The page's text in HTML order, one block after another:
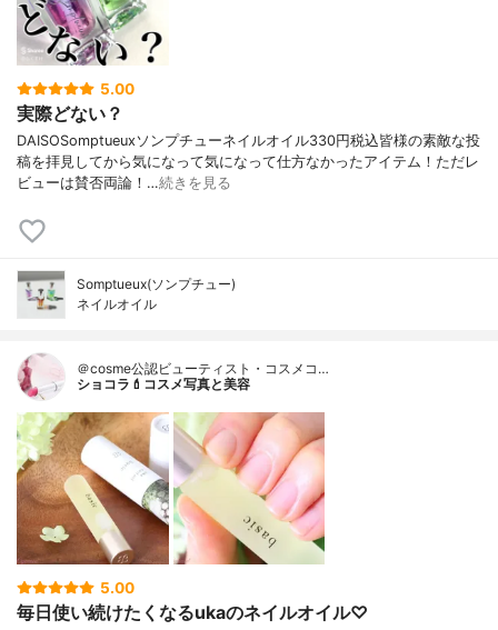
5.00
実際どない？
DAISOSomptueuxソンプチューネイルオイル330円税込皆様の素敵な投
稿を拝見してから気になって気になって仕方なかったアイテム！ただレ
ビューは賛否両論！…続きを見る
Somptueux(ソンプチュー)
ネイルオイル
＠cosme公認ビューティスト・コスメコ…
ショコラ💄コスメ写真と美容
5.00
毎日使い続けたくなるukaのネイルオイル♡